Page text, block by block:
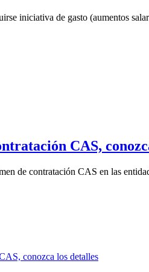
iniciativa de gasto (aumentos
CAS,
de contratación CAS en las